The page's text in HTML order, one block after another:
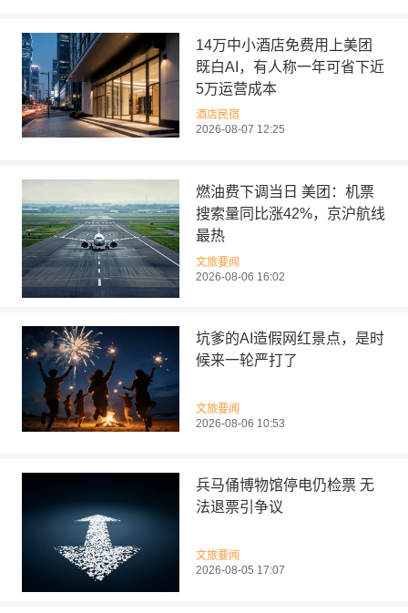
14万中小酒店免费用上美团
既白AI，有人称一年可省下近
5万运营成本
酒店民宿
2026-08-07 12:25
燃油费下调当日 美团：机票
搜索量同比涨42%，京沪航线
最热
文旅要闻
2026-08-06 16:02
坑爹的AI造假网红景点，是时
候来一轮严打了
文旅要闻
2026-08-06 10:53
兵马俑博物馆停电仍检票 无
法退票引争议
文旅要闻
2026-08-05 17:07